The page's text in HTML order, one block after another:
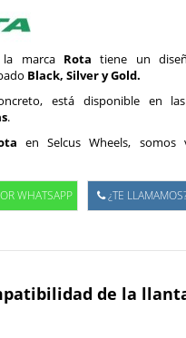
marca Rota tiene un
Black, Silver y Gold.
está disponible en
.
en Selcus Wheels, somos
WHATSAPP ¿TE
de la